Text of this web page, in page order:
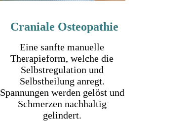
Craniale Osteopathie
Eine sanfte manuelle
Therapieform, welche die
Selbstregulation und
Selbstheilung anregt.
Spannungen werden gelöst und
Schmerzen nachhaltig
gelindert.